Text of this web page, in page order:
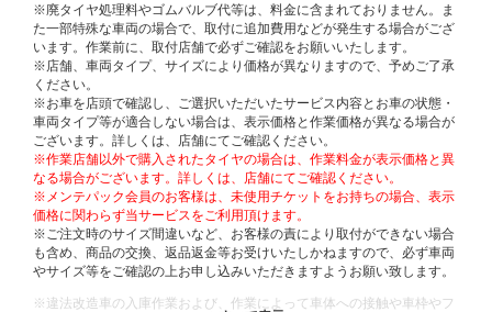
※廃タイヤ処理料やゴムバルブ代等は、料金に含まれておりません。ま
た一部特殊な車両の場合で、取付に追加費用などが発生する場合がござ
います。作業前に、取付店舗で必ずご確認をお願いいたします。
※店舗、車両タイプ、サイズにより価格が異なりますので、予めご了承
ください。
※お車を店頭で確認し、ご選択いただいたサービス内容とお車の状態・
車両タイプ等が適合しない場合は、表示価格と作業価格が異なる場合が
ございます。詳しくは、店舗にてご確認ください。
※作業店舗以外で購入されたタイヤの場合は、作業料金が表示価格と異
なる場合がございます。詳しくは、店舗にてご確認ください。
※メンテパック会員のお客様は、未使用チケットをお持ちの場合、表示
価格に関わらず当サービスをご利用頂けます。
※ご注文時のサイズ間違いなど、お客様の責により取付ができない場合
も含め、商品の交換、返品返金等お受けいたしかねますので、必ず車両
やサイズ等をご確認の上お申し込みいただきますようお願い致します。
※違法改造車の入庫作業および、作業によって車体への接触や車枠やフ